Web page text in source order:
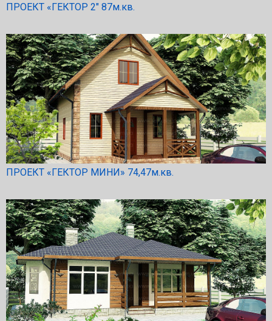
ПРОЕКТ «ГЕКТОР 2″ 87м.кв.
ПРОЕКТ «ГЕКТОР МИНИ» 74,47м.кв.